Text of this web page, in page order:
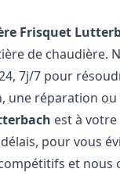
Frisquet
de chaudière.
7j/7 pour
une réparation ou
est à votre
pour vous
et nous